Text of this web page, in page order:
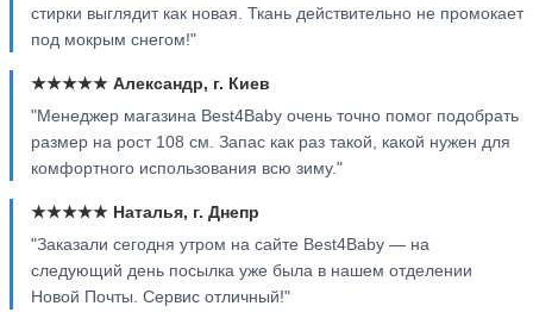
стирки выглядит как новая. Ткань действительно не промокает
под мокрым снегом!"
★★★★★ Александр, г. Киев
"Менеджер магазина Best4Baby очень точно помог подобрать
размер на рост 108 см. Запас как раз такой, какой нужен для
комфортного использования всю зиму."
★★★★★ Наталья, г. Днепр
"Заказали сегодня утром на сайте Best4Baby — на
следующий день посылка уже была в нашем отделении
Новой Почты. Сервис отличный!"